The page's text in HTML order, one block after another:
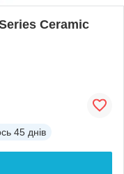
Ceramic
45 днів